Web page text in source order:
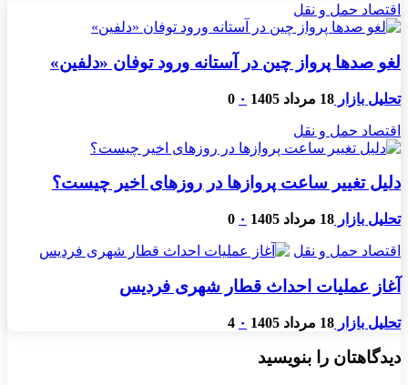
اقتصاد حمل و نقل
لغو صدها پرواز چین در آستانه ورود توفان «دلفین»
تحلیل بازار 18 مرداد 1405 ۰ 0
اقتصاد حمل و نقل
دلیل تغییر ساعت پروازها در روزهای اخیر چیست؟
تحلیل بازار 18 مرداد 1405 ۰ 0
اقتصاد حمل و نقل
آغاز عملیات احداث قطار شهری فردیس
تحلیل بازار 18 مرداد 1405 ۰ 4
دیدگاهتان را بنویسید